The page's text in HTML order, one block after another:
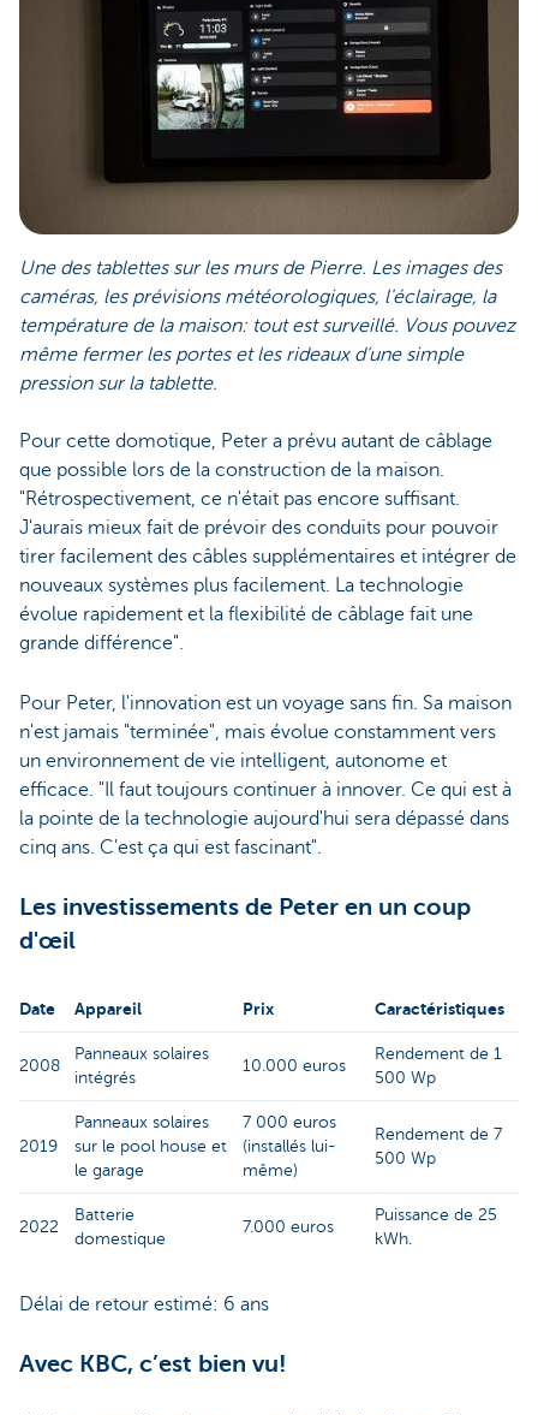
Une des tablettes sur les murs de Pierre. Les images des
caméras, les prévisions météorologiques, l'éclairage, la
température de la maison: tout est surveillé. Vous pouvez
même fermer les portes et les rideaux d’une simple
pression sur la tablette.
Pour cette domotique, Peter a prévu autant de câblage
que possible lors de la construction de la maison.
"Rétrospectivement, ce n'était pas encore suffisant.
J'aurais mieux fait de prévoir des conduits pour pouvoir
tirer facilement des câbles supplémentaires et intégrer de
nouveaux systèmes plus facilement. La technologie
évolue rapidement et la flexibilité de câblage fait une
grande différence".
Pour Peter, l'innovation est un voyage sans fin. Sa maison
n'est jamais "terminée", mais évolue constamment vers
un environnement de vie intelligent, autonome et
efficace. "Il faut toujours continuer à innover. Ce qui est à
la pointe de la technologie aujourd'hui sera dépassé dans
cinq ans. C'est ça qui est fascinant".
Les investissements de Peter en un coup
d'œil
Date Appareil Prix Caractéristiques
2008
Panneaux solaires
intégrés
10.000 euros
Rendement de 1
500 Wp
2019
Panneaux solaires
sur le pool house et
le garage
7 000 euros
(installés lui-
même)
Rendement de 7
500 Wp
2022
Batterie
domestique
7.000 euros
Puissance de 25
kWh.
Délai de retour estimé: 6 ans
Avec KBC, c’est bien vu!